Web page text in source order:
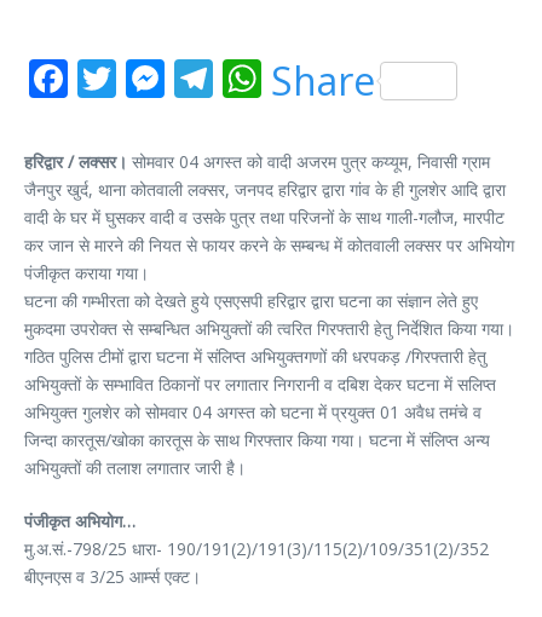
Facebook
Twitter
Messenger
Telegram
WhatsApp
Share
हरिद्वार / लक्सर। सोमवार 04 अगस्त को वादी अजरम पुत्र कय्यूम, निवासी ग्राम
जैनपुर खुर्द, थाना कोतवाली लक्सर, जनपद हरिद्वार द्वारा गांव के ही गुलशेर आदि द्वारा
वादी के घर में घुसकर वादी व उसके पुत्र तथा परिजनों के साथ गाली-गलौज, मारपीट
कर जान से मारने की नियत से फायर करने के सम्बन्ध में कोतवाली लक्सर पर अभियोग
पंजीकृत कराया गया।
घटना की गम्भीरता को देखते हुये एसएसपी हरिद्वार द्वारा घटना का संज्ञान लेते हुए
मुकदमा उपरोक्त से सम्बन्धित अभियुक्तों की त्वरित गिरफ्तारी हेतु निर्देशित किया गया।
गठित पुलिस टीमों द्वारा घटना में संलिप्त अभियुक्तगणों की धरपकड़ /गिरफ्तारी हेतु
अभियुक्तों के सम्भावित ठिकानों पर लगातार निगरानी व दबिश देकर घटना में सलिप्त
अभियुक्त गुलशेर को सोमवार 04 अगस्त को घटना में प्रयुक्त 01 अवैध तमंचे व
जिन्दा कारतूस/खोका कारतूस के साथ गिरफ्तार किया गया। घटना में संलिप्त अन्य
अभियुक्तों की तलाश लगातार जारी है।
पंजीकृत अभियोग…
मु.अ.सं.-798/25 धारा- 190/191(2)/191(3)/115(2)/109/351(2)/352
बीएनएस व 3/25 आर्म्स एक्ट।